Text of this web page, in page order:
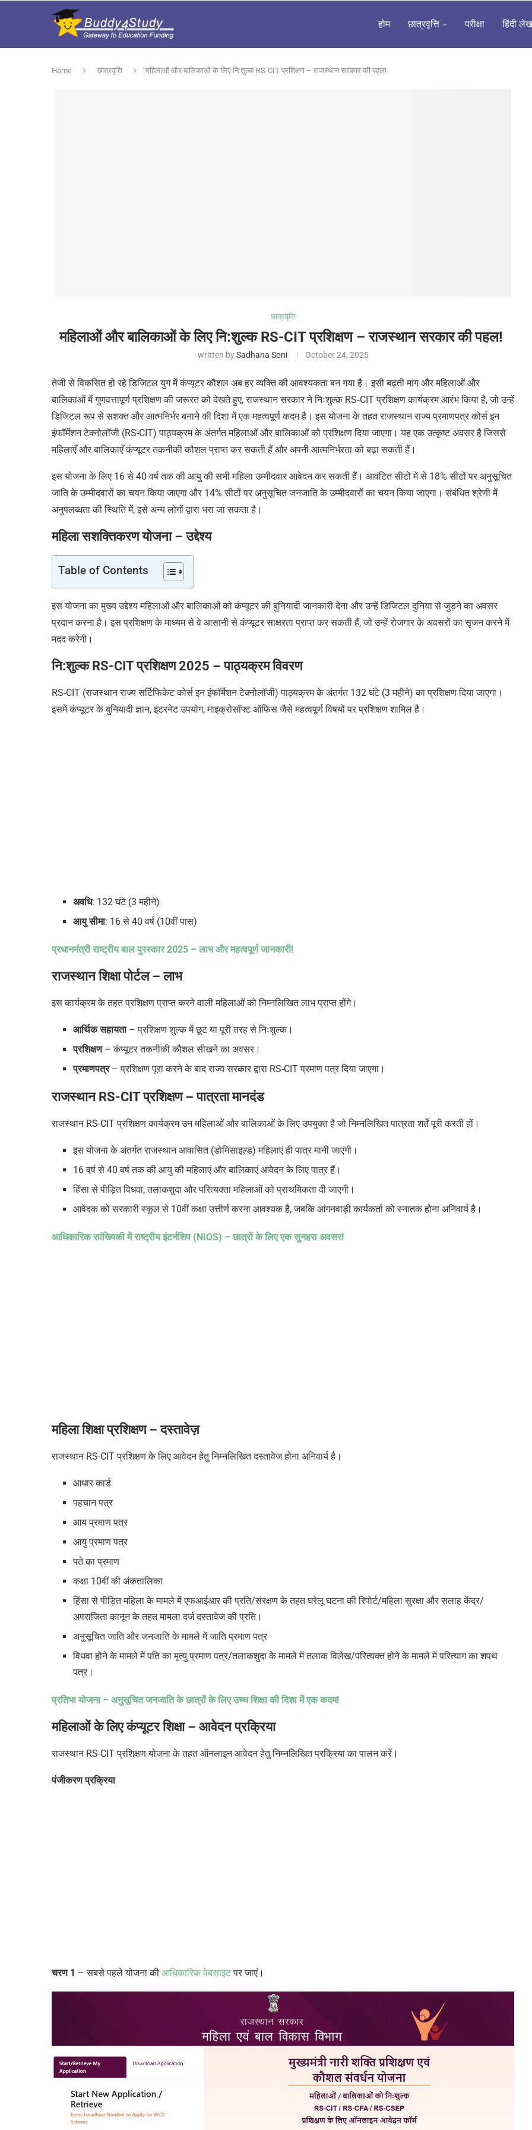
होम छात्रवृत्ति परीक्षा हिंदी लेख
Home छात्रवृत्ति महिलाओं और बालिकाओं के लिए नि:शुल्क RS-CIT प्रशिक्षण – राजस्थान सरकार की पहल!
छात्रवृत्ति
महिलाओं और बालिकाओं के लिए नि:शुल्क RS-CIT प्रशिक्षण – राजस्थान सरकार की पहल!
written bySadhana Soni October 24, 2025
तेजी से विकसित हो रहे डिजिटल युग में कंप्यूटर कौशल अब हर व्यक्ति की आवश्यकता बन गया है। इसी बढ़ती मांग और महिलाओं और
बालिकाओं में गुणवत्तापूर्ण प्रशिक्षण की जरूरत को देखते हुए, राजस्थान सरकार ने निःशुल्क RS‑CIT प्रशिक्षण कार्यक्रम आरंभ किया है, जो उन्हें
डिजिटल रूप से सशक्त और आत्मनिर्भर बनाने की दिशा में एक महत्वपूर्ण कदम है। इस योजना के तहत राजस्थान राज्य प्रमाणपत्र कोर्स इन
इंफॉर्मेशन टेक्नोलॉजी (RS-CIT) पाठ्यक्रम के अंतर्गत महिलाओं और बालिकाओं को प्रशिक्षण दिया जाएगा। यह एक उत्कृष्ट अवसर है जिससे
महिलाएँ और बालिकाएँ कंप्यूटर तकनीकी कौशल प्राप्त कर सकती हैं और अपनी आत्मनिर्भरता को बढ़ा सकती हैं।
इस योजना के लिए 16 से 40 वर्ष तक की आयु की सभी महिला उम्मीदवार आवेदन कर सकती हैं। आवंटित सीटों में से 18% सीटों पर अनुसूचित
जाति के उम्मीदवारों का चयन किया जाएगा और 14% सीटों पर अनुसूचित जनजाति के उम्मीदवारों का चयन किया जाएगा। संबंधित श्रेणी में
अनुपलब्धता की स्थिति में,इसे अन्य लोगों द्वारा भरा जा सकता है।
महिला सशक्तिकरण योजना – उद्देश्य
Table of Contents
इस योजना का मुख्य उद्देश्य महिलाओं और बालिकाओं को कंप्यूटर की बुनियादी जानकारी देना और उन्हें डिजिटल दुनिया से जुड़ने का अवसर
प्रदान करना है। इस प्रशिक्षण के माध्यम से वे आसानी से कंप्यूटर साक्षरता प्राप्त कर सकती हैं, जो उन्हें रोजगार के अवसरों का सृजन करने में
मदद करेगी।
नि:शुल्कRS-CITप्रशिक्षण 2025 – पाठ्यक्रम विवरण
RS-CIT (राजस्थान राज्य सर्टिफिकेट कोर्स इन इंफॉर्मेशन टेक्नोलॉजी)पाठ्यक्रम के अंतर्गत 132 घंटे (3 महीने) का प्रशिक्षण दिया जाएगा।
इसमें कंप्यूटर के बुनियादी ज्ञान, इंटरनेट उपयोग, माइक्रोसॉफ्ट ऑफिस जैसे महत्वपूर्ण विषयों पर प्रशिक्षण शामिल है।
अवधि: 132 घंटे (3 महीने)
आयुसीमा: 16 से 40 वर्ष (10वीं पास)
प्रधानमंत्री राष्ट्रीय बाल पुरस्कार2025 – लाभ और महत्वपूर्ण जानकारी!
राजस्थान शिक्षा पोर्टल– लाभ
इस कार्यक्रम के तहत प्रशिक्षण प्राप्त करने वाली महिलाओं को निम्नलिखित लाभप्राप्त होंगे।
आर्थिक सहायता– प्रशिक्षण शुल्क में छूट या पूरी तरह से निःशुल्क।
प्रशिक्षण– कंप्यूटर तकनीकी कौशल सीखने का अवसर।
प्रमाणपत्र– प्रशिक्षण पूरा करने के बाद राज्य सरकार द्वारा RS-CIT प्रमाण पत्र दिया जाएगा।
राजस्थान RS-CITप्रशिक्षण– पात्रता मानदंड
राजस्थान RS-CIT प्रशिक्षण कार्यक्रम उन महिलाओं और बालिकाओं के लिए उपयुक्त हैजो निम्नलिखित पात्रता शर्तें पूरी करती हों।
इस योजना के अंतर्गत राजस्थानआवासित (डोमिसाइल्ड)महिलाएं ही पात्र मानी जाएंगी।
16 वर्ष से 40 वर्ष तक की आयु की महिलाएं और बालिकाएं आवेदन के लिए पात्र हैं।
हिंसा से पीड़ित विधवा, तलाकशुदा और परित्यक्ता महिलाओं को प्राथमिकता दी जाएगी।
आवेदक को सरकारी स्कूल से 10वीं कक्षा उत्तीर्ण करना आवश्यक है, जबकि आंगनवाड़ी कार्यकर्ता को स्नातक होना अनिवार्य है।
आधिकारिक सांख्यिकी में राष्ट्रीय इंटर्नशिप (NIOS) – छात्रों के लिए एक सुनहरा अवसर!
महिला शिक्षा प्रशिक्षण – दस्तावेज़
राजस्थान RS-CITप्रशिक्षण के लिए आवेदन हेतु निम्नलिखित दस्तावेज होना अनिवार्य है।
आधार कार्ड
पहचान पत्र
आय प्रमाण पत्र
आयु प्रमाण पत्र
पते का प्रमाण
कक्षा 10वीं की अंकतालिका
हिंसा से पीड़ित महिला के मामले में एफआईआर की प्रति/संरक्षण के तहत घरेलू घटना की रिपोर्ट/महिला सुरक्षा और सलाह केंद्र/
अपराजिता कानून के तहत मामला दर्ज दस्तावेज की प्रति।
अनुसूचित जाति और जनजाति के मामले में जाति प्रमाण पत्र
विधवा होने के मामले में पति का मृत्यु प्रमाण पत्र/तलाकशुदा के मामले में तलाक विलेख/परित्यक्त होने के मामले में परित्याग का शपथ
पत्र।
प्रतिभा योजना – अनुसूचित जनजाति के छात्रों के लिए उच्च शिक्षा की दिशा में एक कदम!
महिलाओं के लिए कंप्यूटर शिक्षा – आवेदन प्रक्रिया
राजस्थान RS-CIT प्रशिक्षण योजना के तहतऑनलाइन आवेदन हेतु निम्नलिखित प्रक्रिया का पालन करें।
पंजीकरण प्रक्रिया
चरण 1 –सबसे पहले योजना की आधिकारिक वेबसाइटपर जाएं।